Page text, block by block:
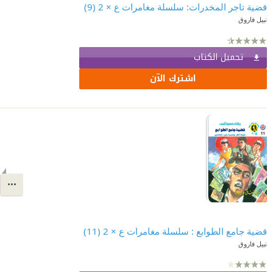
قضية تاجر المخدرات: سلسلة مغامرات ع × 2 (9)
نبيل فاروق
تحميل الكتاب
اشترك الآن
قضية جامع الطوابع : سلسلة مغامرات ع × 2 (11)
نبيل فاروق